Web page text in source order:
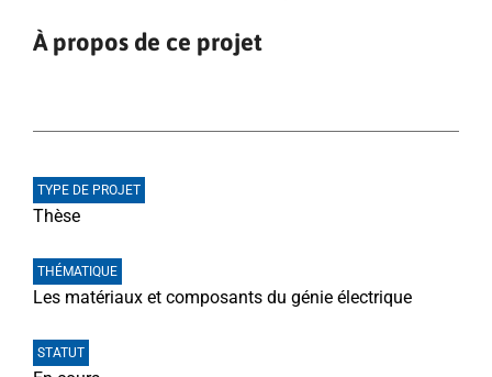
À propos de ce projet
TYPE DE PROJET
Thèse
THÉMATIQUE
Les matériaux et composants du génie électrique
STATUT